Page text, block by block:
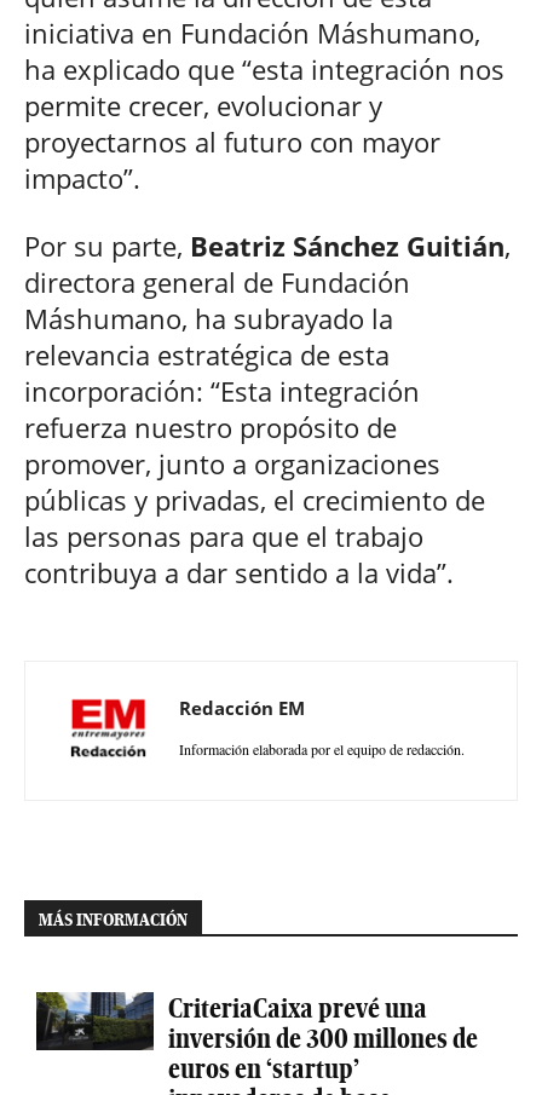
iniciativa en Fundación Máshumano,
ha explicado que “esta integración nos
permite crecer, evolucionar y
proyectarnos al futuro con mayor
impacto”.
Por su parte, Beatriz Sánchez Guitián,
directora general de Fundación
Máshumano, ha subrayado la
relevancia estratégica de esta
incorporación: “Esta integración
refuerza nuestro propósito de
promover, junto a organizaciones
públicas y privadas, el crecimiento de
las personas para que el trabajo
contribuya a dar sentido a la vida”.
Redacción EM
Información elaborada por el equipo de redacción.
MÁS INFORMACIÓN
CriteriaCaixa prevé una
inversión de 300 millones de
euros en ‘startup’